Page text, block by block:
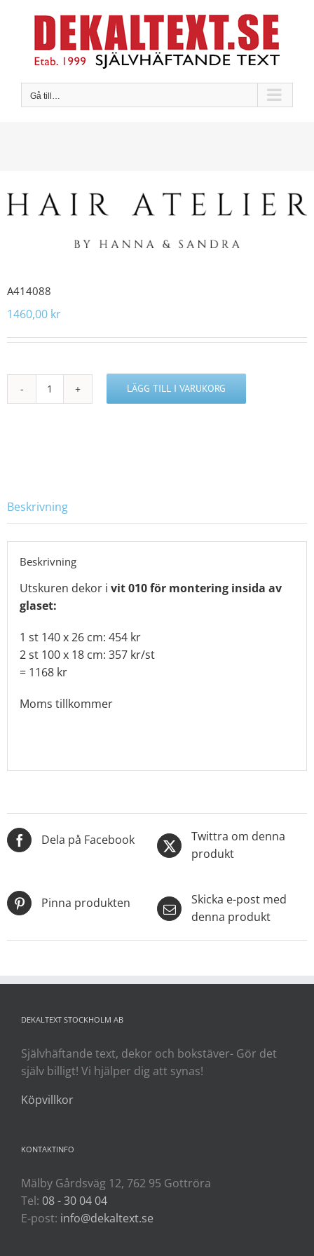
innehållet
Gå till…
A414088
1460,00 kr
A414088
LÄGG TILL I VARUKORG
Beskrivning
Beskrivning
Utskuren dekor ivit 010 för montering insida av
glaset:
1 st 140 x 26 cm: 454 kr
2 st 100 x 18 cm: 357 kr/st
= 1168 kr
Moms tillkommer
Dela på Facebook
Twittra om denna
produkt
Pinna produkten
Skicka e-post med
denna produkt
DEKALTEXT STOCKHOLM AB
Självhäftande text, dekor och bokstäver- Gör det
själv billigt! Vi hjälper dig att synas!
Köpvillkor
KONTAKTINFO
Mälby Gårdsväg 12, 762 95 Gottröra
Tel: 08 - 30 04 04
E-post: info@dekaltext.se